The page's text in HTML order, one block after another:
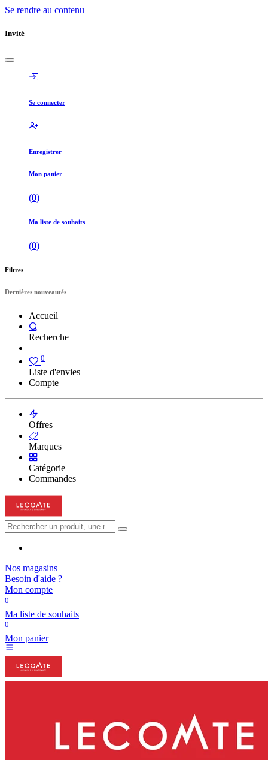
Se rendre au contenu
Invité
Se connecter
Enregistrer
Mon panier
(0)
Ma liste de souhaits
(0)
Filtres
Dernières nouveautés
Accueil
Recherche
0
Liste d'envies
Compte
Offres
Marques
Catégorie
Commandes
Nos magasins
Besoin d'aide ?
Mon compte
0
Ma liste de souhaits
0
Mon panier